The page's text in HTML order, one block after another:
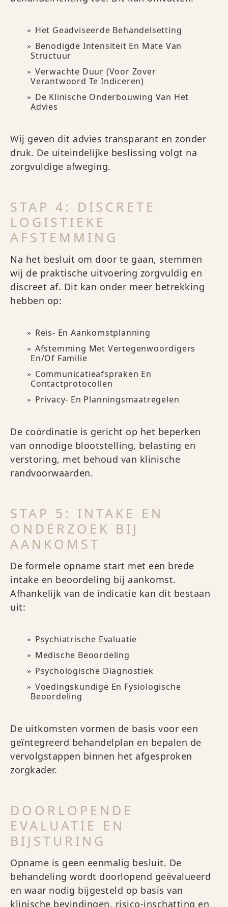
Het Geadviseerde Behandelsetting
Benodigde Intensiteit En Mate Van
Structuur
Verwachte Duur (voor Zover
Verantwoord Te Indiceren)
De Klinische Onderbouwing Van Het
Advies
Wij geven dit advies transparant en zonder
druk. De uiteindelijke beslissing volgt na
zorgvuldige afweging.
STAP 4: DISCRETE
LOGISTIEKE
AFSTEMMING
Na het besluit om door te gaan, stemmen
wij de praktische uitvoering zorgvuldig en
discreet af. Dit kan onder meer betrekking
hebben op:
Reis- En Aankomstplanning
Afstemming Met Vertegenwoordigers
En/of Familie
Communicatieafspraken En
Contactprotocollen
Privacy- En Planningsmaatregelen
De coördinatie is gericht op het beperken
van onnodige blootstelling, belasting en
verstoring, met behoud van klinische
randvoorwaarden.
STAP 5: INTAKE EN
ONDERZOEK BIJ
AANKOMST
De formele opname start met een brede
intake en beoordeling bij aankomst.
Afhankelijk van de indicatie kan dit bestaan
uit:
Psychiatrische Evaluatie
Medische Beoordeling
Psychologische Diagnostiek
Voedingskundige En Fysiologische
Beoordeling
De uitkomsten vormen de basis voor een
geïntegreerd behandelplan en bepalen de
vervolgstappen binnen het afgesproken
zorgkader.
DOORLOPENDE
EVALUATIE EN
BIJSTURING
Opname is geen eenmalig besluit. De
behandeling wordt doorlopend geëvalueerd
en waar nodig bijgesteld op basis van
klinische bevindingen, risico-inschatting en